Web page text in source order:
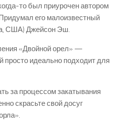
то был приурочен автором
его малоизвестный
США) Джейсон Эш.
«Двойной орел» —
просто идеально подходит для
за процессом закатывания
скрасьте свой досуг